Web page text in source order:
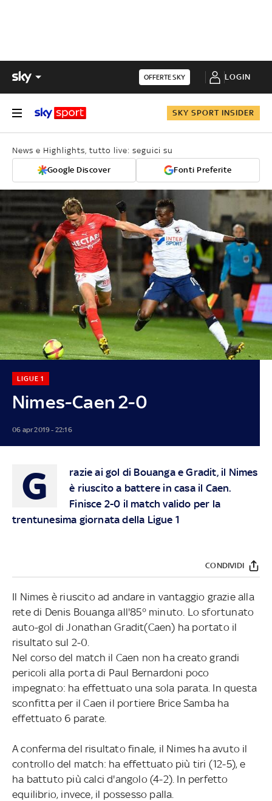
OFFERTE SKY LOGIN
SKY SPORT INSIDER
News e Highlights, tutto live: seguici su
Google Discover Fonti Preferite
Nimes-Caen 2-0
LIGUE 1
06 apr 2019 - 22:16
G
razie ai gol di Bouanga e Gradit, il Nimes
è riuscito a battere in casa il Caen.
Finisce 2-0 il match valido per la
trentunesima giornata della Ligue 1
CONDIVIDI
Il Nimes è riuscito ad andare in vantaggio grazie alla
rete di Denis Bouanga all'85° minuto. Lo sfortunato
auto-gol di Jonathan Gradit(Caen) ha portato il
risultato sul 2-0.
Nel corso del match il Caen non ha creato grandi
pericoli alla porta di Paul Bernardoni poco
impegnato: ha effettuato una sola parata. In questa
sconfitta per il Caen il portiere Brice Samba ha
effettuato 6 parate.
A conferma del risultato finale, il Nimes ha avuto il
controllo del match: ha effettuato più tiri (12-5), e
ha battuto più calci d'angolo (4-2). In perfetto
equilibrio, invece, il possesso palla.